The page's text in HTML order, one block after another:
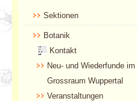
Sektionen
Botanik
Kontakt
Neu- und Wiederfunde im
Grossraum Wuppertal
Veranstaltungen